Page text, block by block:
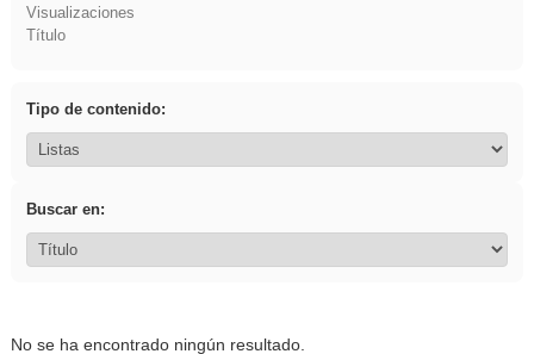
Visualizaciones
Título
Tipo de contenido:
Buscar en:
No se ha encontrado ningún resultado.